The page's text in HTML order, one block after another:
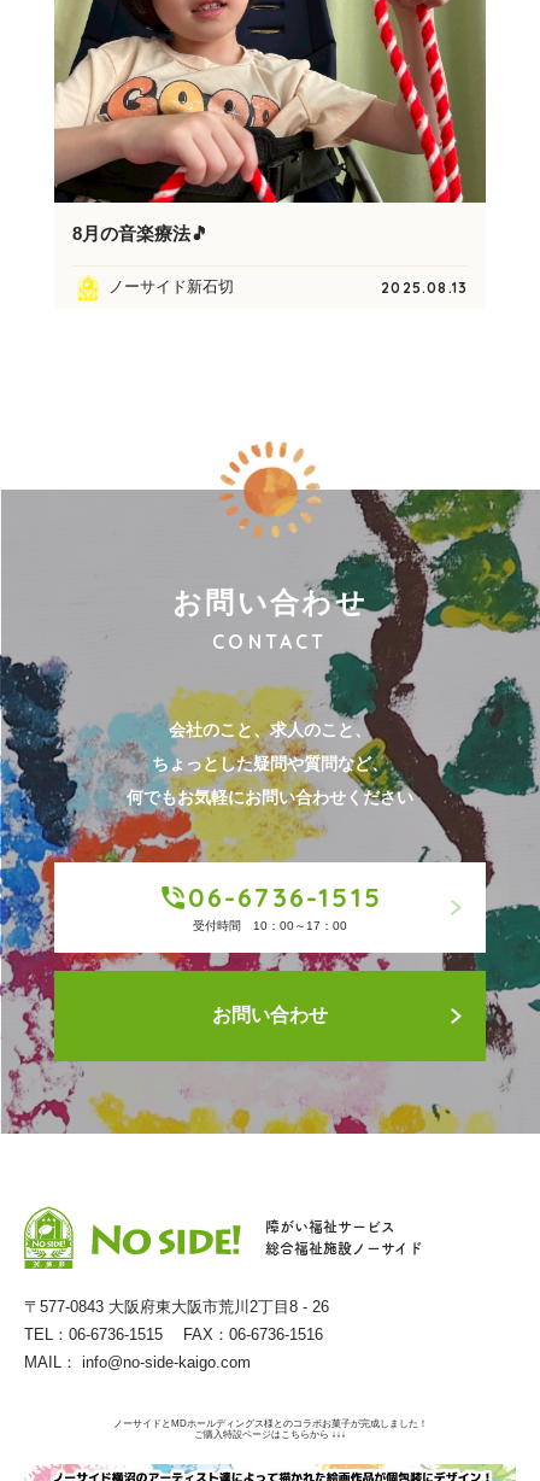
8月の音楽療法🎵
ノーサイド新石切 2025.08.13
お問い合わせ
CONTACT
会社のこと、求人のこと、
ちょっとした疑問や質問など、
何でもお気軽にお問い合わせください
06-6736-1515
受付時間 10：00～17：00
お問い合わせ
障がい福祉サービス
総合福祉施設ノーサイド
〒577-0843 大阪府東大阪市荒川2丁目8 - 26
TEL：06-6736-1515 FAX：06-6736-1516
MAIL： info@no-side-kaigo.com
ノーサイドとMDホールディングス様とのコラボお菓子が完成しました！
ご購入特設ページはこちらから ↓↓↓